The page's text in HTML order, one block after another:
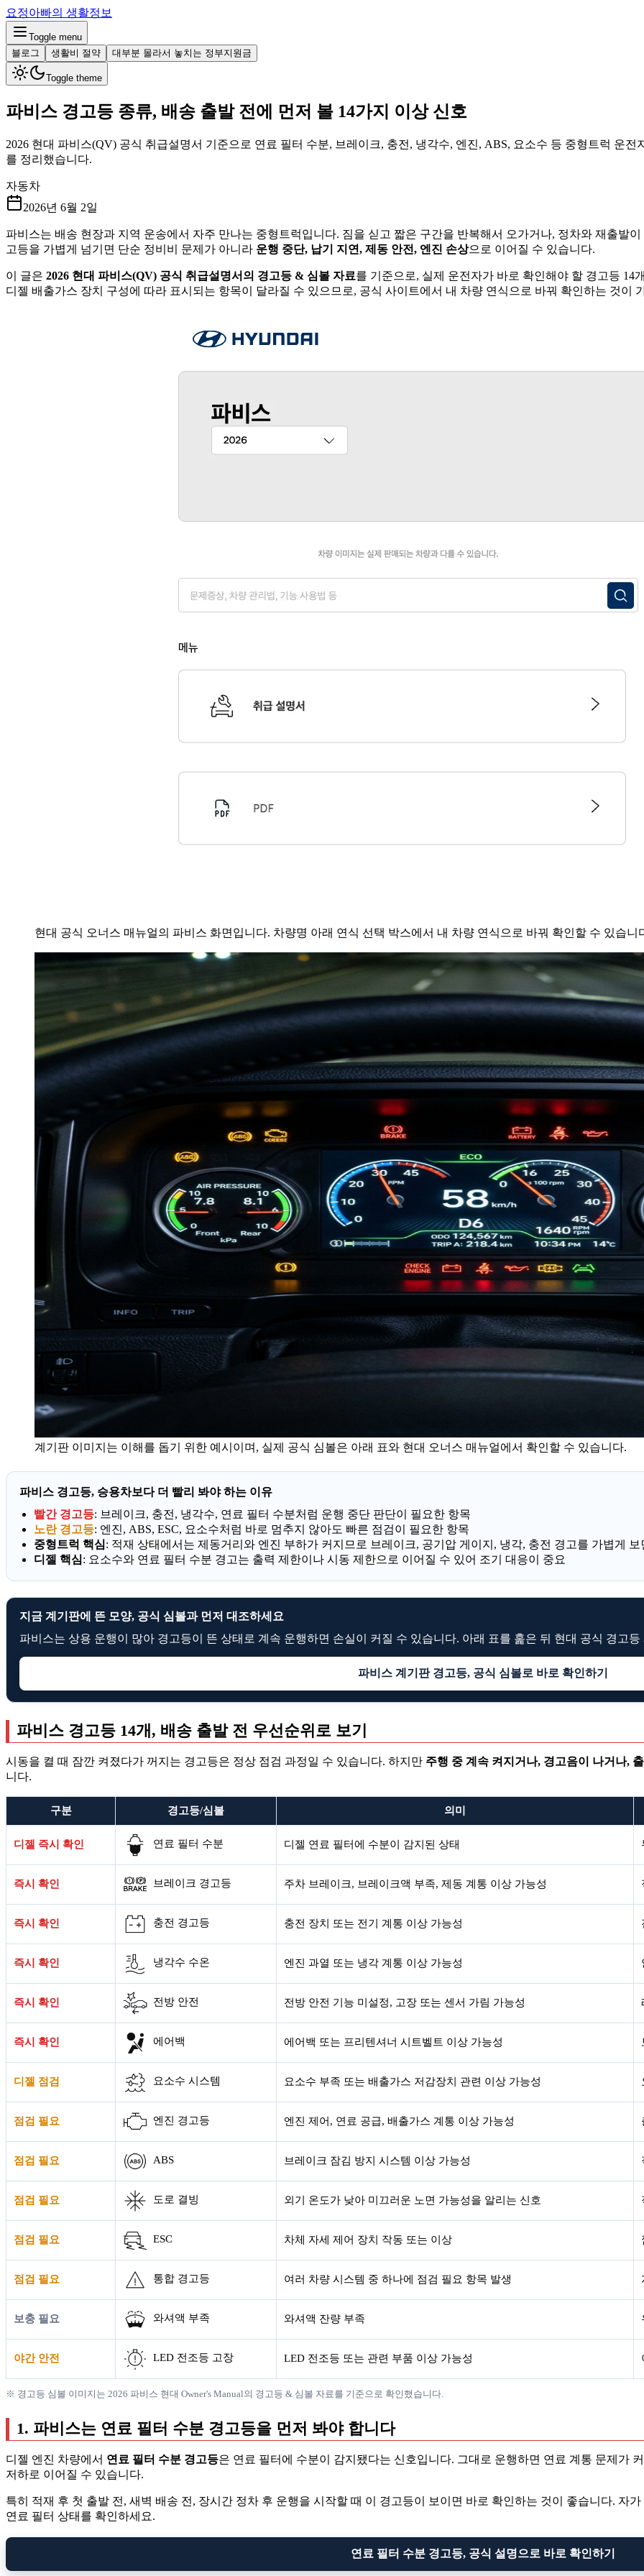
요정아빠의 생활정보
Toggle menu
블로그
생활비 절약 대부분 몰라서 놓치는 정부지원금
Toggle theme
파비스 경고등 종류, 배송 출발 전에 먼저 볼 14가지 이상 신호
2026 현대 파비스(QV) 공식 취급설명서 기준으로 연료 필터 수분, 브레이크, 충전, 냉각수, 엔진, ABS, 요소수 등 중형트럭 운
를 정리했습니다.
자동차
2026년 6월 2일
파비스는 배송 현장과 지역 운송에서 자주 만나는 중형트럭입니다. 짐을 싣고 짧은 구간을 반복해서 오가거나, 정차와 재출발
고등을 가볍게 넘기면 단순 정비비 문제가 아니라 운행 중단, 납기 지연, 제동 안전, 엔진 손상으로 이어질 수 있습니다.
이 글은 2026 현대 파비스(QV) 공식 취급설명서의 경고등 & 심볼 자료를 기준으로, 실제 운전자가 바로 확인해야 할 경고등
디젤 배출가스 장치 구성에 따라 표시되는 항목이 달라질 수 있으므로, 공식 사이트에서 내 차량 연식으로 바꿔 확인하는 것이
현대 공식 오너스 매뉴얼의 파비스 화면입니다. 차량명 아래 연식 선택 박스에서 내 차량 연식으로 바꿔 확인할 수 있습니
계기판 이미지는 이해를 돕기 위한 예시이며, 실제 공식 심볼은 아래 표와 현대 오너스 매뉴얼에서 확인할 수 있습니다.
파비스 경고등, 승용차보다 더 빨리 봐야 하는 이유
빨간 경고등: 브레이크, 충전, 냉각수, 연료 필터 수분처럼 운행 중단 판단이 필요한 항목
노란 경고등: 엔진, ABS, ESC, 요소수처럼 바로 멈추지 않아도 빠른 점검이 필요한 항목
중형트럭 핵심: 적재 상태에서는 제동거리와 엔진 부하가 커지므로 브레이크, 공기압 게이지, 냉각, 충전 경고를 가볍게 보
디젤 핵심: 요소수와 연료 필터 수분 경고는 출력 제한이나 시동 제한으로 이어질 수 있어 조기 대응이 중요
지금 계기판에 뜬 모양, 공식 심볼과 먼저 대조하세요
파비스는 상용 운행이 많아 경고등이 뜬 상태로 계속 운행하면 손실이 커질 수 있습니다. 아래 표를 훑은 뒤 현대 공식 경고
파비스 계기판 경고등, 공식 심볼로 바로 확인하기
파비스 경고등 14개, 배송 출발 전 우선순위로 보기
시동을 켤 때 잠깐 켜졌다가 꺼지는 경고등은 정상 점검 과정일 수 있습니다. 하지만 주행 중 계속 켜지거나, 경고음이 나거나,
니다.
구분 경고등/심볼 의미
디젤 즉시 확인 연료 필터 수분 디젤 연료 필터에 수분이 감지된 상태
즉시 확인 브레이크 경고등 주차 브레이크, 브레이크액 부족, 제동 계통 이상 가능성
즉시 확인 충전 경고등 충전 장치 또는 전기 계통 이상 가능성
즉시 확인 냉각수 수온 엔진 과열 또는 냉각 계통 이상 가능성
즉시 확인 전방 안전 전방 안전 기능 미설정, 고장 또는 센서 가림 가능성
즉시 확인 에어백 에어백 또는 프리텐셔너 시트벨트 이상 가능성
디젤 점검 요소수 시스템 요소수 부족 또는 배출가스 저감장치 관련 이상 가능성
점검 필요 엔진 경고등 엔진 제어, 연료 공급, 배출가스 계통 이상 가능성
점검 필요 ABS 브레이크 잠김 방지 시스템 이상 가능성
점검 필요 도로 결빙 외기 온도가 낮아 미끄러운 노면 가능성을 알리는 신호
점검 필요 ESC 차체 자세 제어 장치 작동 또는 이상
점검 필요 통합 경고등 여러 차량 시스템 중 하나에 점검 필요 항목 발생
보충 필요 와셔액 부족 와셔액 잔량 부족
야간 안전 LED 전조등 고장 LED 전조등 또는 관련 부품 이상 가능성
※ 경고등 심볼 이미지는 2026 파비스 현대 Owner's Manual의 경고등 & 심볼 자료를 기준으로 확인했습니다.
1. 파비스는 연료 필터 수분 경고등을 먼저 봐야 합니다
디젤 엔진 차량에서 연료 필터 수분 경고등은 연료 필터에 수분이 감지됐다는 신호입니다. 그대로 운행하면 연료 계통 문제가
저하로 이어질 수 있습니다.
특히 적재 후 첫 출발 전, 새벽 배송 전, 장시간 정차 후 운행을 시작할 때 이 경고등이 보이면 바로 확인하는 것이 좋습니다. 자
연료 필터 상태를 확인하세요.
연료 필터 수분 경고등, 공식 설명으로 바로 확인하기